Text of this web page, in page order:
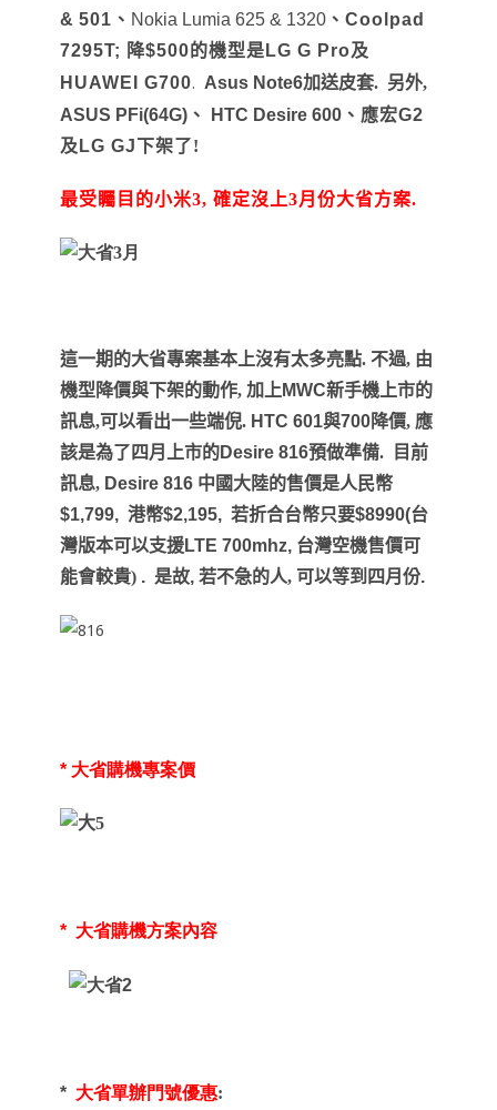
& 501 、 Nokia Lumia 625 & 1320 、 Coolpad
7295T; 降$500的機型是 LG G Pro及
HUAWEI G700. Asus Note6加送皮套. 另外,
ASUS PFi(64G) 、 HTC Desire 600 、 應宏G2
及 LG GJ下架了!
最受矚目的小米3, 確定沒上3月份大省方案.
這一期的大省專案基本上沒有太多亮點. 不過, 由
機型降價與下架的動作, 加上 MWC新手機上市的
訊息,可以看出一些端倪. HTC 601與700降價, 應
該是為了四月上市的Desire 816預做準備. 目前
訊息, Desire 816 中 國大陸的售價是人民幣
$1,799, 港幣$2,195, 若折合台幣只要$8990(台
灣版本可以支援LTE 700mhz, 台灣空機售價可
能會較貴) . 是故, 若不急的人, 可以等到四月份.
* 大省購機專案價
* 大省購機方案內容
* 大省單辦門號優惠: